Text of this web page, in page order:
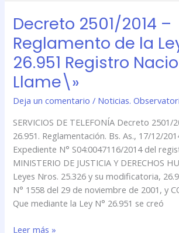
Decreto 2501/2014 –
Reglamento de la
26.951 Registro
Llame\»
Deja un comentario / Noticias.
SERVICIOS DE TELEFONÍA Decreto 2501/
26.951. Reglamentación. Bs. As., 17/12/
Expediente N° S04:0047116/2014 del
MINISTERIO DE JUSTICIA Y DERECHOS
Leyes Nros. 25.326 y su modificatoria,
N° 1558 del 29 de noviembre de 2001, y
Que mediante la Ley N° 26.951 se creó
Decreto
2501/2014
–
Reglamento
de
la
Ley
26.951
Registro
Nacional
\»No
Llame\»
Leer más »